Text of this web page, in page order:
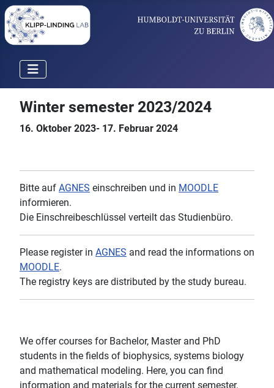
Winter semester 2023/2024
16. Oktober 2023- 17. Februar 2024
Bitte auf AGNES einschreiben und in MOODLE
informieren.
Die Einschreibeschlüssel verteilt das Studienbüro.
Please register in AGNES and read the informations on
MOODLE.
The registry keys are distributed by the study bureau.
We offer courses for Bachelor, Master and PhD
students in the fields of biophysics, systems biology
and mathematical modeling. Here, you can find
information and materials for the current semester.